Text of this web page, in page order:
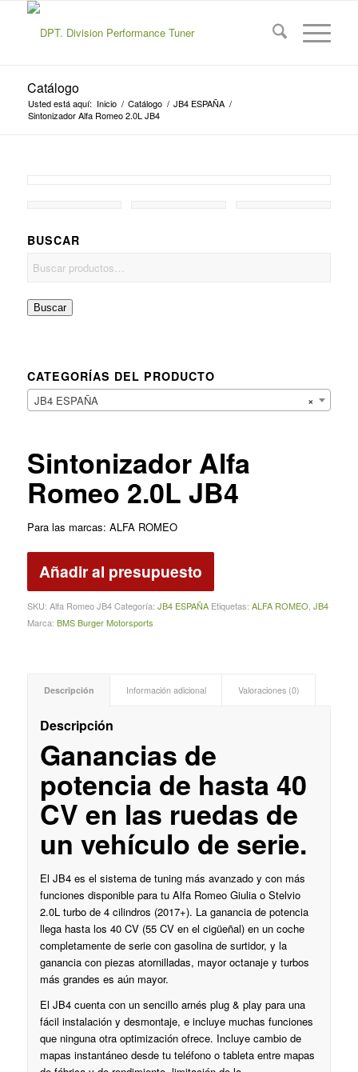
Catálogo
Usted está aquí: Inicio / Catálogo / JB4 ESPAÑA /
Sintonizador Alfa Romeo 2.0L JB4
BUSCAR
Buscar
CATEGORÍAS DEL PRODUCTO
×
JB4 ESPAÑA
Sintonizador Alfa
Romeo 2.0L JB4
Para las marcas: ALFA ROMEO
Añadir al presupuesto
SKU: Alfa Romeo JB4 Categoría: JB4 ESPAÑA Etiquetas: ALFA ROMEO JB4
Marca: BMS Burger Motorsports
Descripción Información adicional Valoraciones (0)
Descripción
Ganancias de
potencia de hasta 40
CV en las ruedas de
un vehículo de serie.
El JB4 es el sistema de tuning más avanzado y con más
funciones disponible para tu Alfa Romeo Giulia o Stelvio
2.0L turbo de 4 cilindros (2017+). La ganancia de potencia
llega hasta los 40 CV (55 CV en el cigüeñal) en un coche
completamente de serie con gasolina de surtidor, y la
ganancia con piezas atornilladas, mayor octanaje y turbos
más grandes es aún mayor.
El JB4 cuenta con un sencillo arnés plug & play para una
fácil instalación y desmontaje, e incluye muchas funciones
que ninguna otra optimización ofrece. Incluye cambio de
mapas instantáneo desde tu teléfono o tableta entre mapas